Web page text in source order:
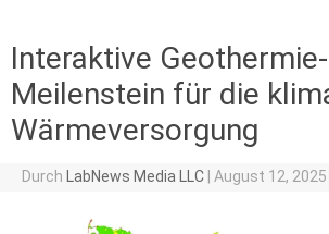
Interaktive
Meilenstein für die
Wärmeversorgung
Durch LabNews Media LLC August 12, 2025